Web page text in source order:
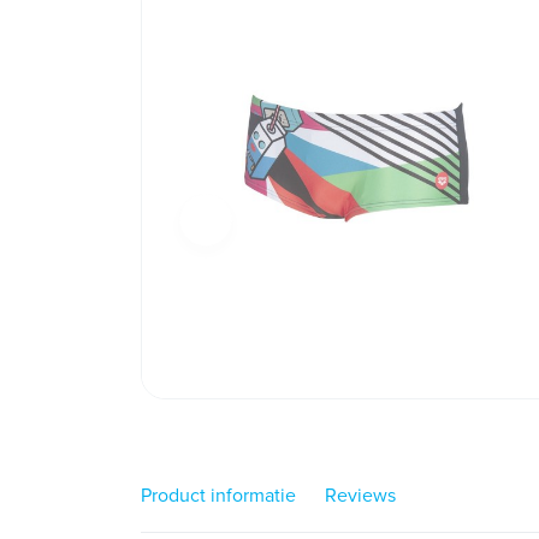
Product informatie Reviews